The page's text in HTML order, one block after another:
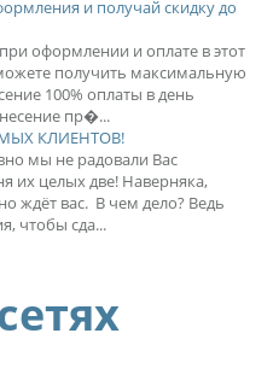
и получай скидку до
оформлении и оплате в этот
получить максимальную
100% оплаты в день
пр�...
КЛИЕНТОВ!
мы не радовали Вас
их целых две! Наверняка,
ждёт вас. В чем дело? Ведь
чтобы сда...